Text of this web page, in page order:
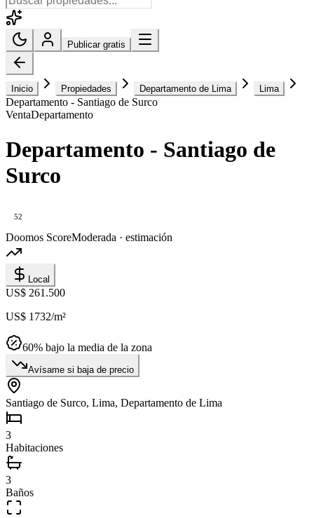
Publicar gratis
Inicio Propiedades Departamento de Lima Lima
Departamento - Santiago de Surco
VentaDepartamento
Departamento - Santiago de
Surco
52
Doomos ScoreModerada · estimación
Local
US$ 261.500
US$ 1732/m²
60% bajo la media de la zona
Avísame si baja de precio
Santiago de Surco, Lima, Departamento de Lima
3
Habitaciones
3
Baños